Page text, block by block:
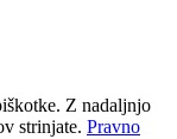
Z nadaljnjo
strinjate. Pravno